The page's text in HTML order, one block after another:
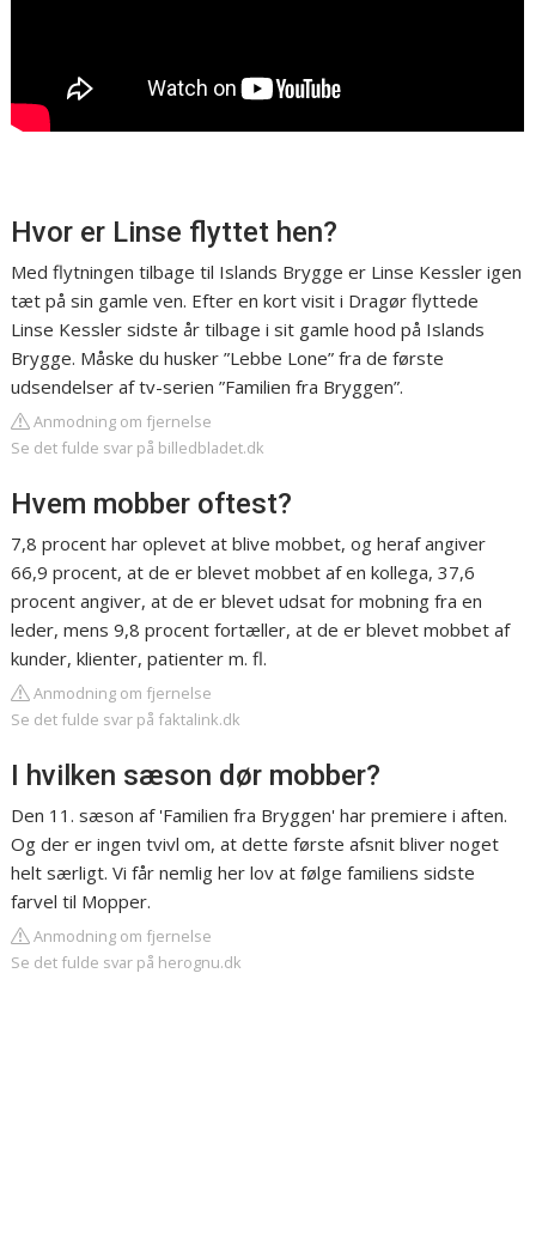
Hvor er Linse flyttet hen?
Med flytningen tilbage til Islands Brygge er Linse Kessler igen
tæt på sin gamle ven. Efter en kort visit i Dragør flyttede
Linse Kessler sidste år tilbage i sit gamle hood på Islands
Brygge. Måske du husker ”Lebbe Lone” fra de første
udsendelser af tv-serien ”Familien fra Bryggen”.
Anmodning om fjernelse
Se det fulde svar på billedbladet.dk
Hvem mobber oftest?
7,8 procent har oplevet at blive mobbet, og heraf angiver
66,9 procent, at de er blevet mobbet af en kollega, 37,6
procent angiver, at de er blevet udsat for mobning fra en
leder, mens 9,8 procent fortæller, at de er blevet mobbet af
kunder, klienter, patienter m. fl.
Anmodning om fjernelse
Se det fulde svar på faktalink.dk
I hvilken sæson dør mobber?
Den 11. sæson af 'Familien fra Bryggen' har premiere i aften.
Og der er ingen tvivl om, at dette første afsnit bliver noget
helt særligt. Vi får nemlig her lov at følge familiens sidste
farvel til Mopper.
Anmodning om fjernelse
Se det fulde svar på herognu.dk